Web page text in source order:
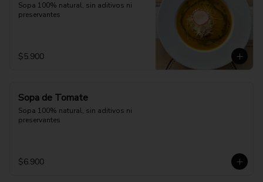
Sopa 100% natural, sin aditivos ni
preservantes
$5.900
Sopa de Tomate
Sopa 100% natural, sin aditivos ni
preservantes
$6.900